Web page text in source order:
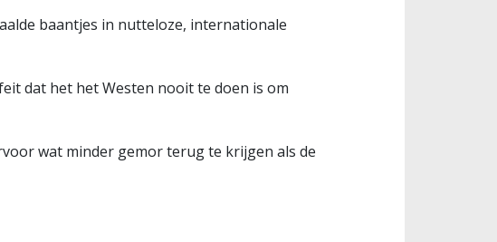
baantjes in nutteloze, internationale
dat het het Westen nooit te doen is om
wat minder gemor terug te krijgen als de